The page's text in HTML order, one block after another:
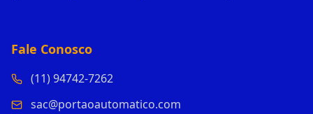
Fale Conosco
(11) 94742-7262
sac@portaoautomatico.com